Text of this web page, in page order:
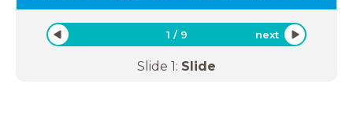
1 / 9 next
Slide 1: Slide